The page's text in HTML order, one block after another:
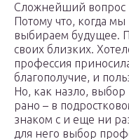
Сложнейший вопрос
Потому что, когда
выбираем будущее.
своих близких.
профессия
благополучие, и
Но, как назло,
рано – в
знаком с и еще ни
для него выбор